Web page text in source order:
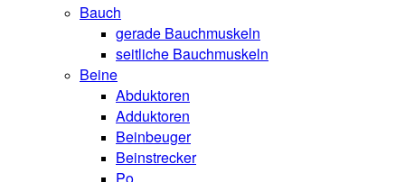
Bauch
gerade Bauchmuskeln
seitliche Bauchmuskeln
Beine
Abduktoren
Adduktoren
Beinbeuger
Beinstrecker